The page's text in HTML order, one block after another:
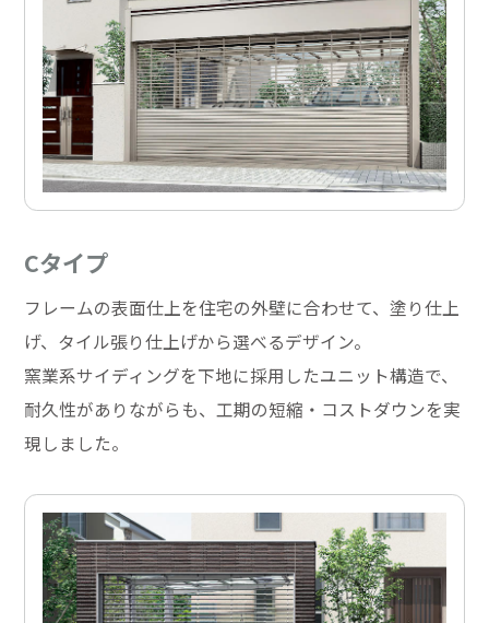
Cタイプ
フレームの表面仕上を住宅の外壁に合わせて、塗り仕上
げ、タイル張り仕上げから選べるデザイン。
窯業系サイディングを下地に採用したユニット構造で、
耐久性がありながらも、工期の短縮・コストダウンを実
現しました。